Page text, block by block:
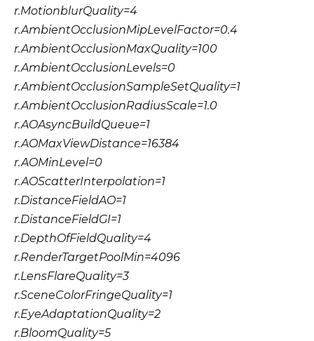
r.MotionblurQuality=4
r.AmbientOcclusionMipLevelFactor=0.4
r.AmbientOcclusionMaxQuality=100
r.AmbientOcclusionLevels=0
r.AmbientOcclusionSampleSetQuality=1
r.AmbientOcclusionRadiusScale=1.0
r.AOAsyncBuildQueue=1
r.AOMaxViewDistance=16384
r.AOMinLevel=0
r.AOScatterInterpolation=1
r.DistanceFieldAO=1
r.DistanceFieldGI=1
r.DepthOfFieldQuality=4
r.RenderTargetPoolMin=4096
r.LensFlareQuality=3
r.SceneColorFringeQuality=1
r.EyeAdaptationQuality=2
r.BloomQuality=5